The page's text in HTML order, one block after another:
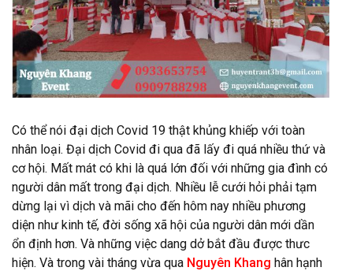
Có thể nói đại dịch Covid 19 thật khủng khiếp với toàn
nhân loại. Đại dịch Covid đi qua đã lấy đi quá nhiều thứ và
cơ hội. Mất mát có khi là quá lớn đối với những gia đình có
người dân mất trong đại dịch. Nhiều lễ cưới hỏi phải tạm
dừng lại vì dịch và mãi cho đến hôm nay nhiều phương
diện như kinh tế, đời sống xã hội của người dân mới dần
ổn định hơn. Và những việc dang dở bắt đầu được thưc
hiện. Và trong vài tháng vừa qua Nguyên Khang hân hạnh